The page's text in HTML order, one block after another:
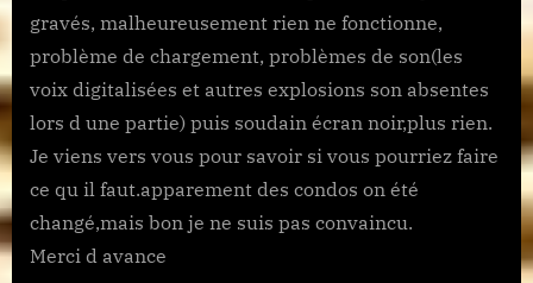
gravés, malheureusement rien ne fonctionne,
problème de chargement, problèmes de son(les
voix digitalisées et autres explosions son absentes
lors d une partie) puis soudain écran noir,plus rien.
Je viens vers vous pour savoir si vous pourriez faire
ce qu il faut.apparement des condos on été
changé,mais bon je ne suis pas convaincu.
Merci d avance